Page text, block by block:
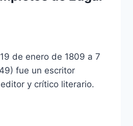
de enero de 1809 a 7
fue un escritor
y crítico literario.